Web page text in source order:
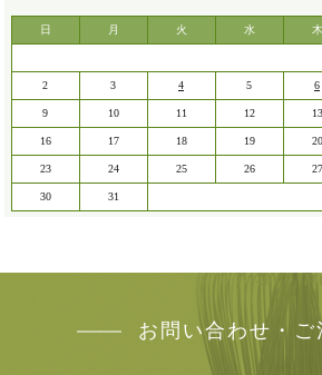
日 月 火 水 木
2 3 4 5 6
9 10 11 12 13
16 17 18 19 20
23 24 25 26 27
30 31
お問い合わせ・ご